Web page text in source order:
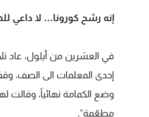
إنه رشح كورونا... لا داعي
في العشرين من أيلول، عاد
إحدى المعلمات الى الصف،
وضع الكمامة نهائياً،
مطعّمة".